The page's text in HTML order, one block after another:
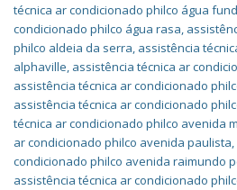
técnica ar condicionado philco água
condicionado philco água rasa,
philco aldeia da serra, assistência
alphaville, assistência técnica ar
assistência técnica ar condicionado
assistência técnica ar condicionado
técnica ar condicionado philco avenida
ar condicionado philco avenida paulista,
condicionado philco avenida raimundo
assistência técnica ar condicionado